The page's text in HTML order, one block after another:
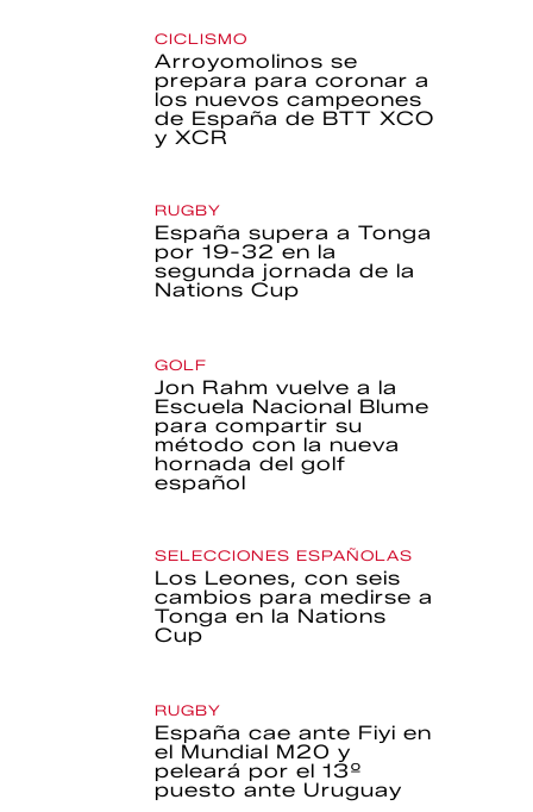
CICLISMO
Arroyomolinos se
prepara para coronar a
los nuevos campeones
de España de BTT XCO
y XCR
RUGBY
España supera a Tonga
por 19-32 en la
segunda jornada de la
Nations Cup
GOLF
Jon Rahm vuelve a la
Escuela Nacional Blume
para compartir su
método con la nueva
hornada del golf
español
SELECCIONES ESPAÑOLAS
Los Leones, con seis
cambios para medirse a
Tonga en la Nations
Cup
RUGBY
España cae ante Fiyi en
el Mundial M20 y
peleará por el 13º
puesto ante Uruguay